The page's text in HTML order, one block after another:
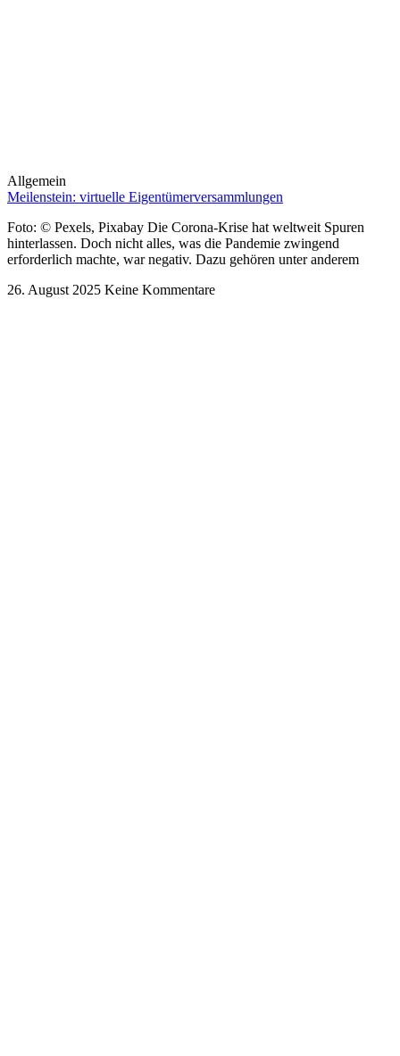
Allgemein
Meilenstein: virtuelle Eigentümerversammlungen
Foto: © Pexels, Pixabay Die Corona-Krise hat weltweit Spuren
hinterlassen. Doch nicht alles, was die Pandemie zwingend
erforderlich machte, war negativ. Dazu gehören unter anderem
26. August 2025 Keine Kommentare